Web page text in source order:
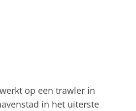
op een trawler in
in het uiterste